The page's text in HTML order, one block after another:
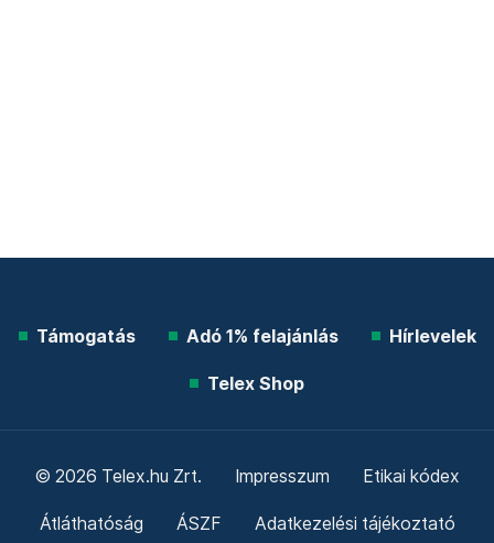
Támogatás Adó 1% felajánlás Hírlevelek
Telex Shop
© 2026 Telex.hu Zrt. Impresszum Etikai kódex
Átláthatóság ÁSZF Adatkezelési tájékoztató